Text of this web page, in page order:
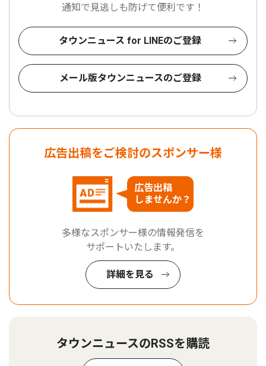
通知で見逃しも防げて便利です！
タウンニュース for LINEのご登録
メール版タウンニュースのご登録
広告出稿をご検討のスポンサー様
広告出稿
しませんか？
多様なスポンサー様の情報発信を
サポートいたします。
詳細を見る
タウンニュースのRSSを購読